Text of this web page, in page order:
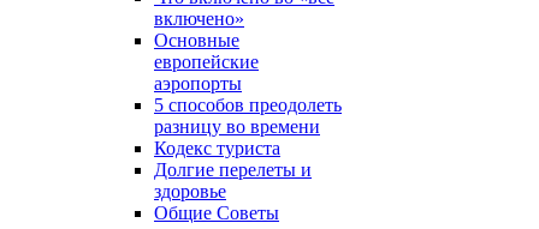
включено»
Основные
европейские
аэропорты
5 способов преодолеть
разницу во времени
Кодекс туриста
Долгие перелеты и
здоровье
Общие Советы